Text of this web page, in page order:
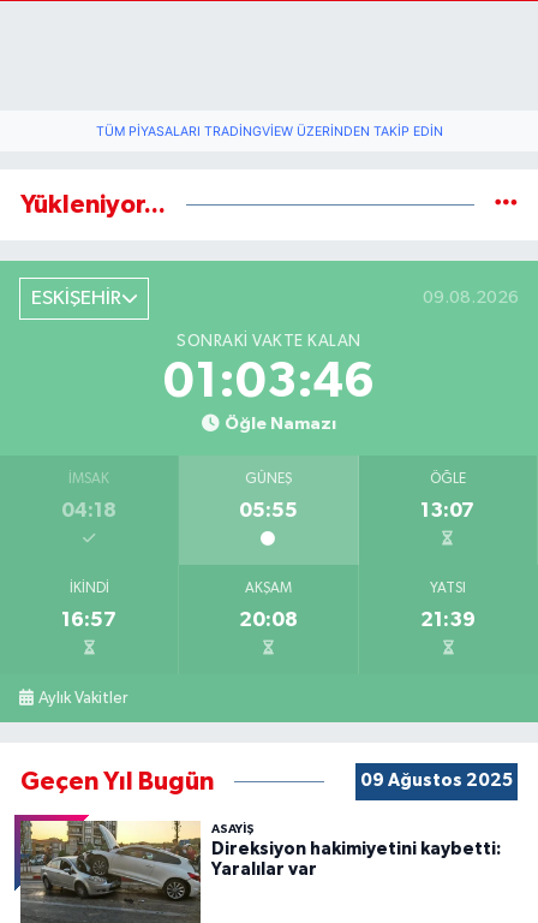
TÜM PIYASALARI TRADINGVIEW ÜZERINDEN TAKIP EDIN
Yükleniyor...
ESKİŞEHİR 09.08.2026
SONRAKI VAKTE KALAN
01:03:45
Öğle Namazı
İMSAK
04:18
GÜNEŞ
05:55
ÖĞLE
13:07
İKINDI
16:57
AKŞAM
20:08
YATSI
21:39
Aylık Vakitler
Geçen Yıl Bugün 09 Ağustos 2025
ASAYİŞ
Direksiyon hakimiyetini kaybetti:
Yaralılar var